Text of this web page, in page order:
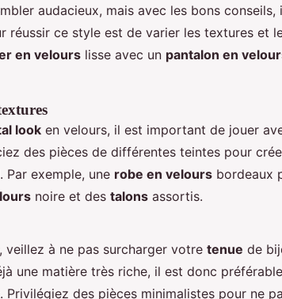
audacieux, mais avec les bons conseils,
réussir ce style est de varier les textures et
en velours lisse avec un pantalon en
look en velours, il est important de jouer
des pièces de différentes teintes pour
exemple, une robe en velours bordeaux
noire et des talons assortis.
veillez à ne pas surcharger votre tenue de
une matière très riche, il est donc
. Privilégiez des pièces minimalistes pour ne